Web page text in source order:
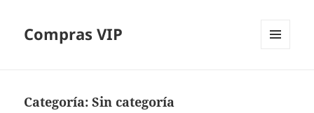
Compras VIP
Categoría:Sin categoría